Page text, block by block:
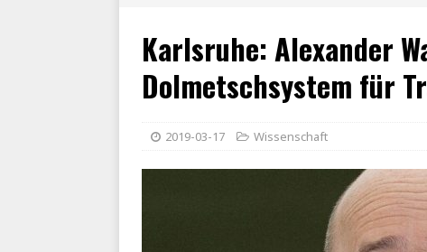
Karlsruhe: Alexander
Dolmetschsystem für
2019-03-17 Wissenschaft